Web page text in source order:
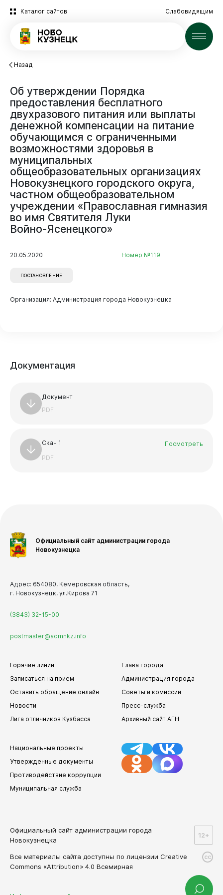
Каталог сайтов Слабовидящим
Новости
Новокузнецк
Администрация
Горожанам
Документы
Назад
Об утверждении Порядка
предоставления бесплатного
двухразового питания или выплаты
денежной компенсации на питание
обучающимся с ограниченными
возможностями здоровья в
муниципальных
общеобразовательных организациях
Новокузнецкого городского округа,
частном общеобразовательном
учреждении «Православная гимназия
во имя Святителя Луки
Войно-Ясенецкого»
20.05.2020 Номер №119
ПОСТАНОВЛЕНИЕ
Организация: Администрация города Новокузнецка
Документация
Документ
PDF
Скан 1
Посмотреть
PDF
Официальный сайт администрации города
Новокузнецка
Адрес: 654080, Кемеровская область,
г. Новокузнецк, ул.Кирова 71
(3843) 32-15-00
postmaster@admnkz.info
Горячие линии
Записаться на прием
Оставить обращение онлайн
Новости
Лига отличников Кузбасса
Глава города
Администрация города
Советы и комиссии
Пресс-служба
Архивный сайт АГН
Национальные проекты
Утвержденные документы
Противодействие коррупции
Муниципальная служба
Официальный сайт администрации города
Новокузнецка
12+
cc
Все материалы сайта доступны по лицензии Creative
Commons «Attribution» 4.0 Всемирная